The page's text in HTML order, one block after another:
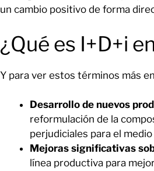
un cambio positivo de forma
¿Qué es I+D+i
Y para ver estos términos más
Desarrollo de nuevos
reformulación de la
perjudiciales para el
Mejoras significativas
línea productiva para